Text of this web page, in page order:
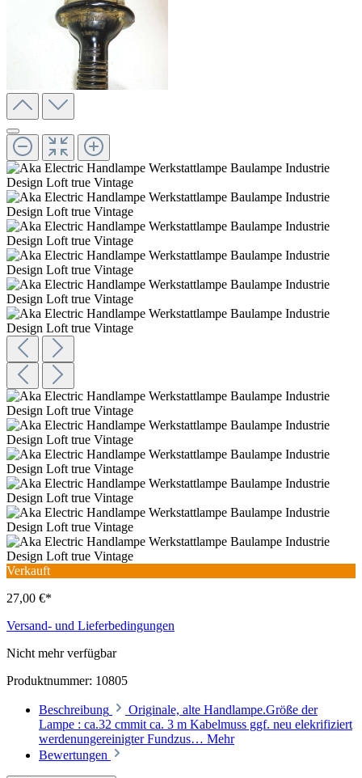
Verkauft
27,00 €*
Versand- und Lieferbedingungen
Nicht mehr verfügbar
Produktnummer: 10805
Beschreibung
Originale, alte Handlampe.Größe der
Lampe : ca.32 cmmit ca. 3 m Kabelmuss ggf. neu elekrifiziert
werdenungereinigter Fundzus… Mehr
Bewertungen